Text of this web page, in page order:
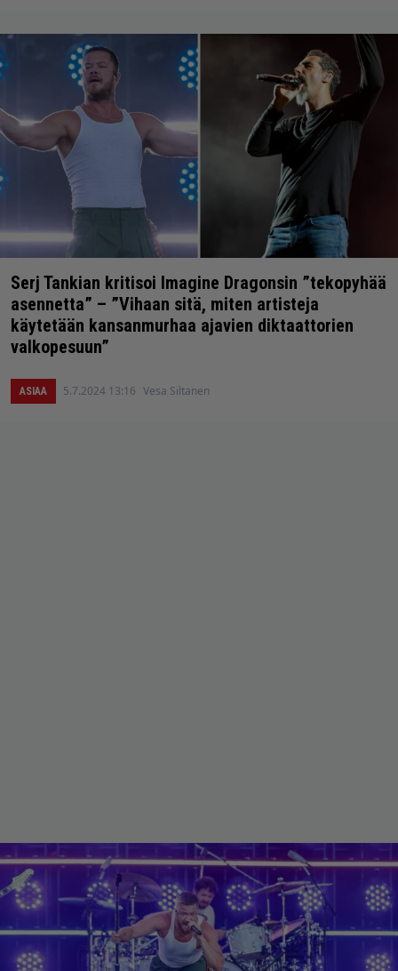
Serj Tankian kritisoi Imagine Dragonsin ”tekopyhää
asennetta” – ”Vihaan sitä, miten artisteja
käytetään kansanmurhaa ajavien diktaattorien
valkopesuun”
ASIAA 5.7.2024 13:16 Vesa Siltanen